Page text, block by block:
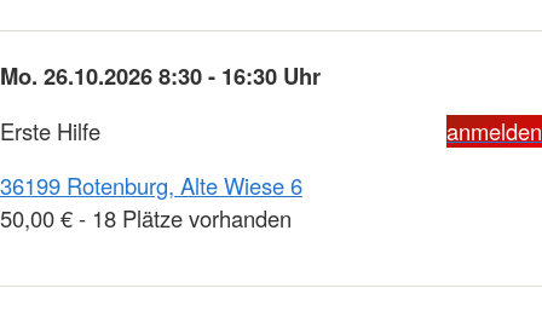
Mo. 26.10.2026 8:30 - 16:30 Uhr
Erste Hilfe
anmelden
36199 Rotenburg, Alte Wiese 6
50,00 € - 18 Plätze vorhanden